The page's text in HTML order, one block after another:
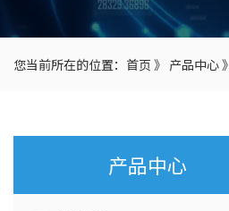
您当前所在的位置： 首页 》 产品中心》
产品中心